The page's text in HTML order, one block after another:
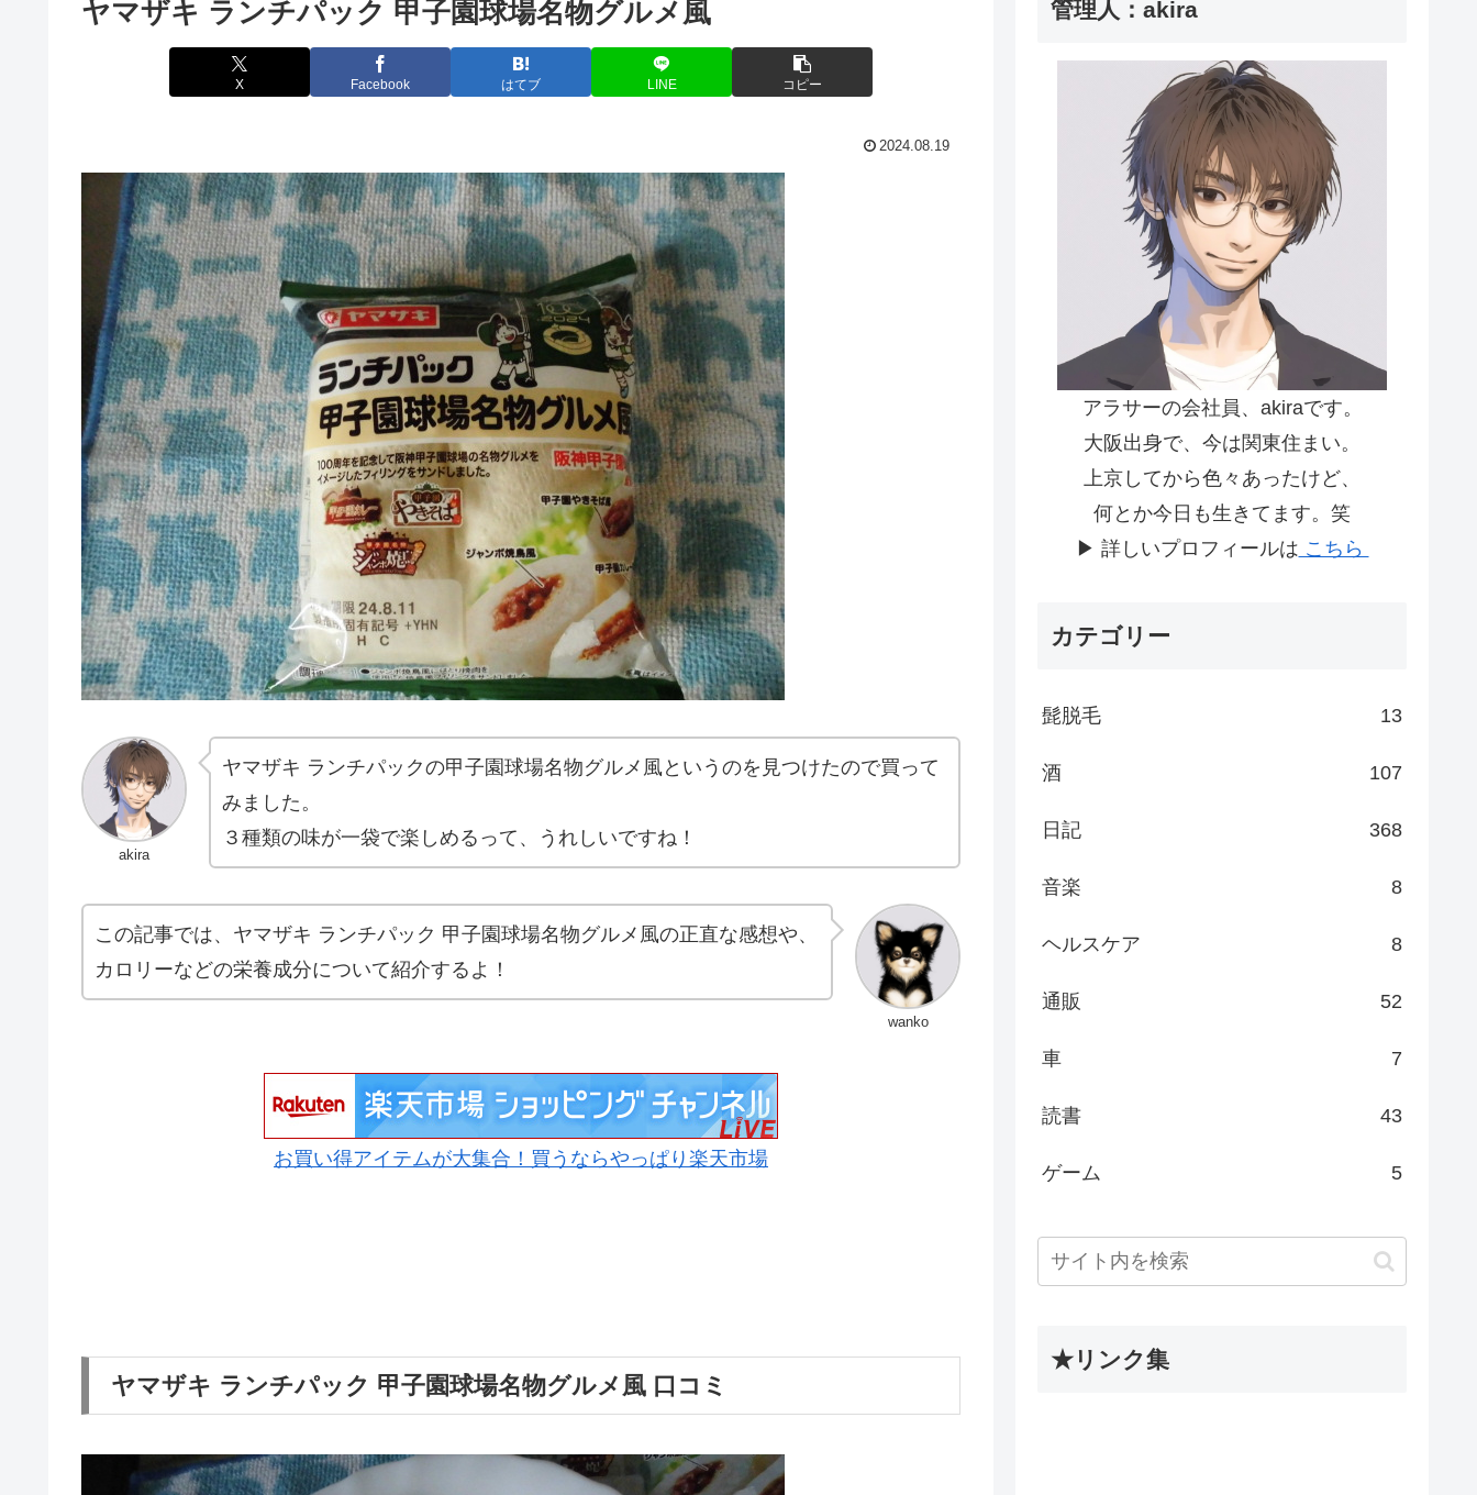
ヤマザキ ランチパック 甲子園球場名物グルメ風
X Facebook はてブ LINE コピー
2024.08.19
akira
ヤマザキ ランチパックの甲子園球場名物グルメ風というのを見つけたので買って
みました。
３種類の味が一袋で楽しめるって、うれしいですね！
wanko
この記事では、ヤマザキ ランチパック 甲子園球場名物グルメ風の正直な感想や、
カロリーなどの栄養成分について紹介するよ！
お買い得アイテムが大集合！買うならやっぱり楽天市場
ヤマザキ ランチパック 甲子園球場名物グルメ風 口コミ
管理人：akira
アラサーの会社員、akiraです。
大阪出身で、今は関東住まい。
上京してから色々あったけど、
何とか今日も生きてます。笑
▶ 詳しいプロフィールは こちら
カテゴリー
髭脱毛 13
酒 107
日記 368
音楽 8
ヘルスケア 8
通販 52
車 7
読書 43
ゲーム 5
★リンク集